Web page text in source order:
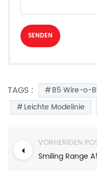
TAGS :
B5 Wire-o-
Leichte Modelinie
VORHERIGEN